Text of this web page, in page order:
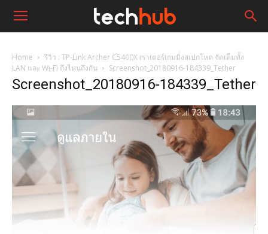
Home
รีวิว : TP-Link Archer C5400X เราเตอร์เกมมิ่งสเปกโหด จัดเต็มทั้ง
LAN และ Wi-Fi ถึงไหนถึงกัน
Screenshot_20180916-184339_Tether
Screenshot_20180916-184339_Tether